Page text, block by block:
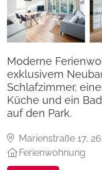
Moderne
exklusivem
Schlafzimmer,
Küche und ein
auf den Park.
Marienstraße 17,
Ferienwohnung